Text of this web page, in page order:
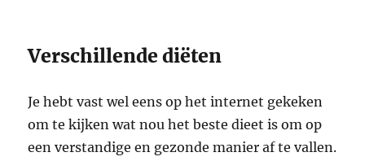
Verschillende diëten
Je hebt vast wel eens op het internet gekeken
om te kijken wat nou het beste dieet is om op
een verstandige en gezonde manier af te vallen.